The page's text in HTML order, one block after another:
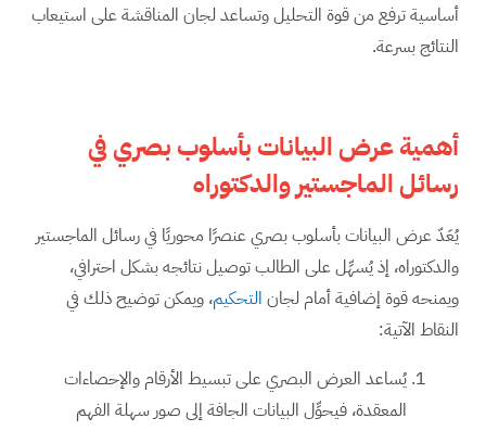
أساسية ترفع من قوة التحليل وتساعد لجان المناقشة على استيعاب
النتائج بسرعة.
أهمية عرض البيانات بأسلوب بصري في
رسائل الماجستير والدكتوراه
يُعَدّ عرض البيانات بأسلوب بصري عنصرًا محوريًا في رسائل الماجستير
والدكتوراه، إذ يُسهِّل على الطالب توصيل نتائجه بشكل احترافي،
ويمنحه قوة إضافية أمام لجان التحكيم، ويمكن توضيح ذلك في
النقاط الآتية:
يُساعد العرض البصري على تبسيط الأرقام والإحصاءات
المعقدة، فيحوِّل البيانات الجافة إلى صور سهلة الفهم